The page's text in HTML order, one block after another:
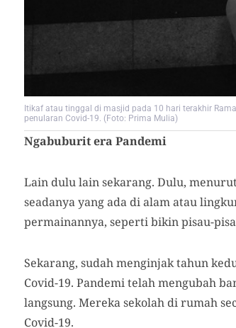
Itikaf atau tinggal di masjid pada 10 hari terakhir
penularan Covid-19. (Foto: Prima Mulia)
Ngabuburit era Pandemi
Lain dulu lain sekarang. Dulu,
seadanya yang ada di alam atau
permainannya, seperti bikin pisau-
Sekarang, sudah menginjak tahun
Covid-19. Pandemi telah mengubah
langsung. Mereka sekolah di rumah
Covid-19.